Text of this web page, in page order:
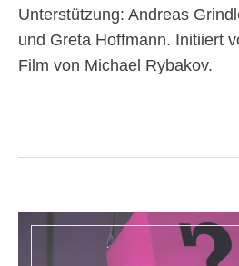
Unterstützung: Andreas
und Greta Hoffmann. Initiiert
Film von Michael Rybakov.